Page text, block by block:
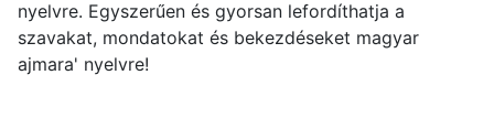
nyelvre. Egyszerűen és gyorsan lefordíthatja a
szavakat, mondatokat és bekezdéseket magyar
ajmara' nyelvre!